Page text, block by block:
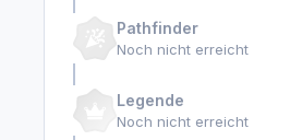
Pathfinder
Noch nicht erreicht
Legende
Noch nicht erreicht